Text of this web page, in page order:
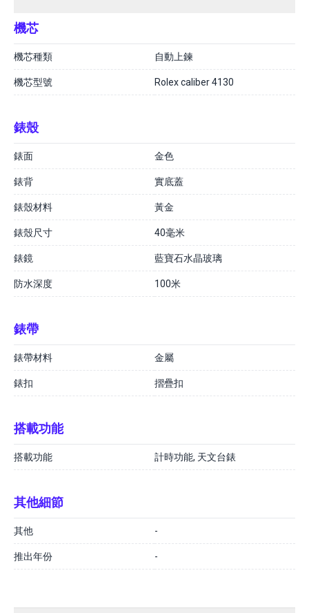
機芯
機芯種類 自動上鍊
機芯型號 Rolex caliber 4130
錶殼
錶面 金色
錶背 實底蓋
錶殼材料 黃金
錶殼尺寸 40毫米
錶鏡 藍寶石水晶玻璃
防水深度 100米
錶帶
錶帶材料 金屬
錶扣 摺疊扣
搭載功能
搭載功能 計時功能, 天文台錶
其他細節
其他 -
推出年份 -